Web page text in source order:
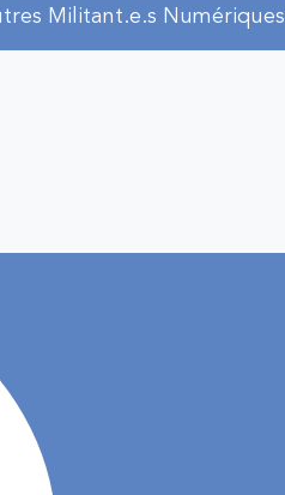
Militant.e.s Numériques